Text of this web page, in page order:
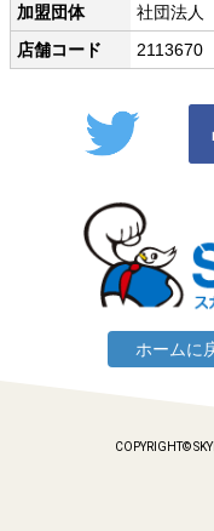
加盟団体
社団法人
店舗コード
2113670
Twitter
ホームに
COPYRIGHT©